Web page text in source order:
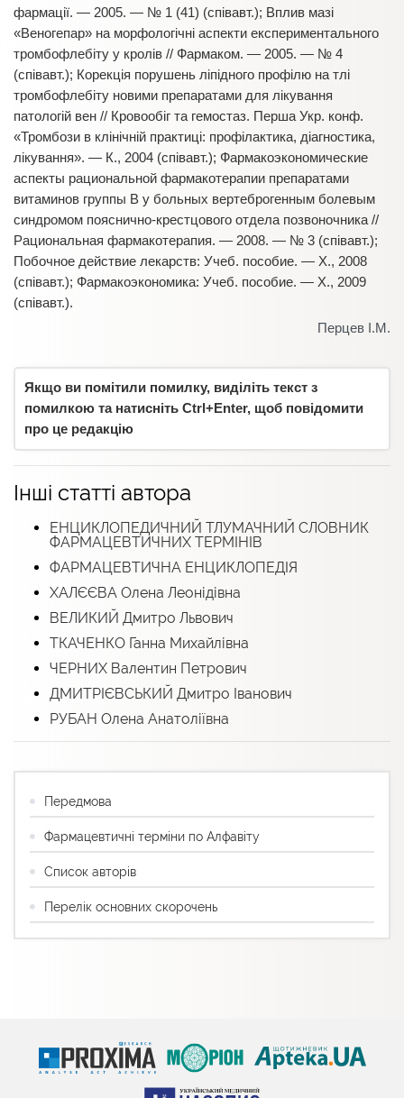
фармації. — 2005. — № 1 (41) (співавт.); Вплив мазі
«Веногепар» на морфологічні аспекти експериментального
тромбофлебіту у кролів // Фармаком. — 2005. — № 4
(співавт.); Корекція порушень ліпідного профілю на тлі
тромбофлебіту новими препаратами для лікування
патологій вен // Кровообіг та гемостаз. Перша Укр. конф.
«Тромбози в клінічній практиці: профілактика, діагностика,
лікування». — К., 2004 (співавт.); Фармакоэкономические
аспекты рациональной фармакотерапии препаратами
витаминов группы В у больных вертеброгенным болевым
синдромом пояснично-крестцового отдела позвоночника //
Рациональная фармакотерапия. — 2008. — № 3 (співавт.);
Побочное действие лекарств: Учеб. пособие. — Х., 2008
(співавт.); Фармакоэкономика: Учеб. пособие. — Х., 2009
(співавт.).
Перцев І.М.
Якщо ви помітили помилку, виділіть текст з
помилкою та натисніть Ctrl+Enter, щоб повідомити
про це редакцію
Інші статті автора
ЕНЦИКЛОПЕДИЧНИЙ ТЛУМАЧНИЙ СЛОВНИК
ФАРМАЦЕВТИЧНИХ ТЕРМІНІВ
ФАРМАЦЕВТИЧНА ЕНЦИКЛОПЕДІЯ
ХАЛЄЄВА Олена Леонідівна
ВЕЛИКИЙ Дмитро Львович
ТКАЧЕНКО Ганна Михайлівна
ЧЕРНИХ Валентин Петрович
ДМИТРІЄВСЬКИЙ Дмитро Іванович
РУБАН Олена Анатоліївна
Передмова
Фармацевтичні терміни по Алфавіту
Список авторів
Перелік основних скорочень